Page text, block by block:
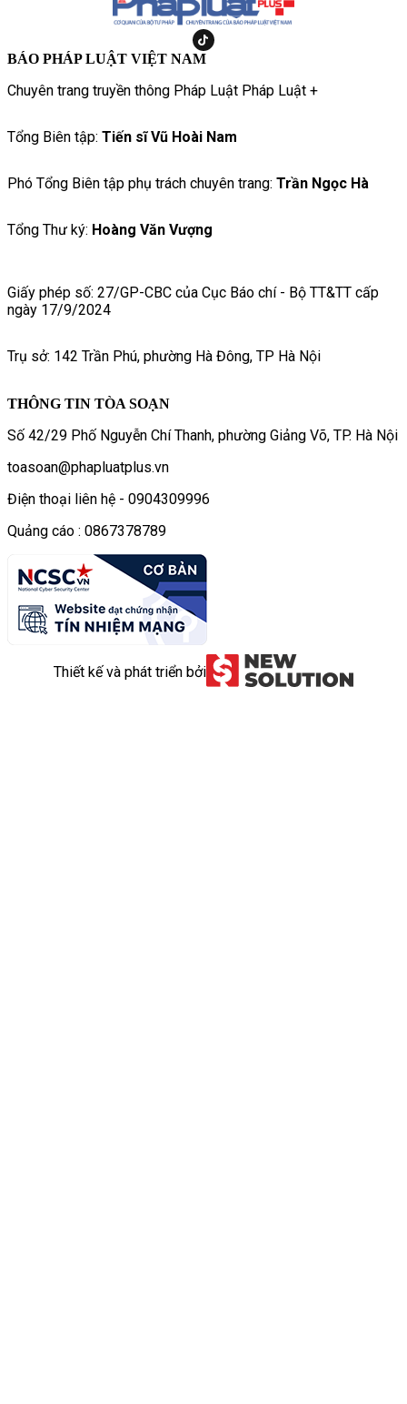
BÁO PHÁP LUẬT VIỆT NAM
Chuyên trang truyền thông Pháp Luật Pháp Luật +
Tổng Biên tập: Tiến sĩ Vũ Hoài Nam
Phó Tổng Biên tập phụ trách chuyên trang: Trần Ngọc Hà
Tổng Thư ký: Hoàng Văn Vượng
Giấy phép số: 27/GP-CBC của Cục Báo chí - Bộ TT&TT cấp
ngày 17/9/2024
Trụ sở: 142 Trần Phú, phường Hà Đông, TP Hà Nội
THÔNG TIN TÒA SOẠN
Số 42/29 Phố Nguyễn Chí Thanh, phường Giảng Võ, TP. Hà Nội
toasoan@phapluatplus.vn
Điện thoại liên hệ - 0904309996
Quảng cáo : 0867378789
Thiết kế và phát triển bởi